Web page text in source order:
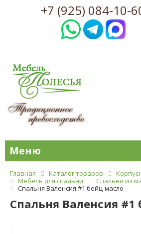
+7 (925) 084-10-
Меню
Главная Каталог товаров
Мебель для спальни
Спальни из
Спальня Валенсия #1 бейц-масло
Спальня Валенсия #1